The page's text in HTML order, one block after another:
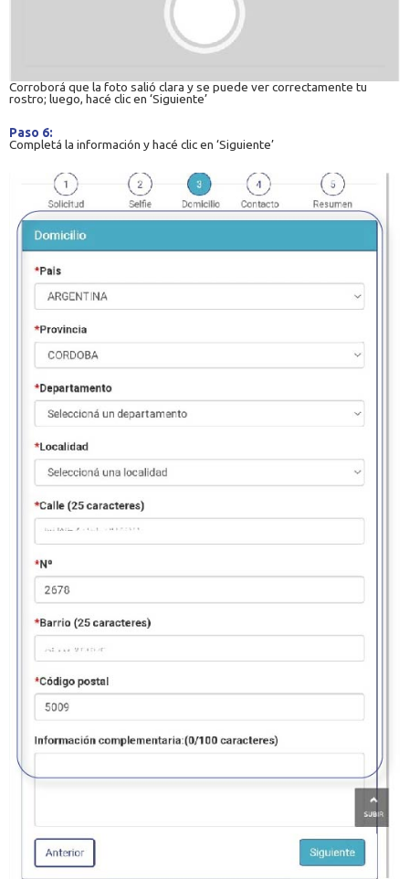
Corroborá que la foto salió clara y se puede ver correctamente tu
rostro; luego, hacé clic en ‘Siguiente’
Paso 6:
Completá la información y hacé clic en ‘Siguiente’